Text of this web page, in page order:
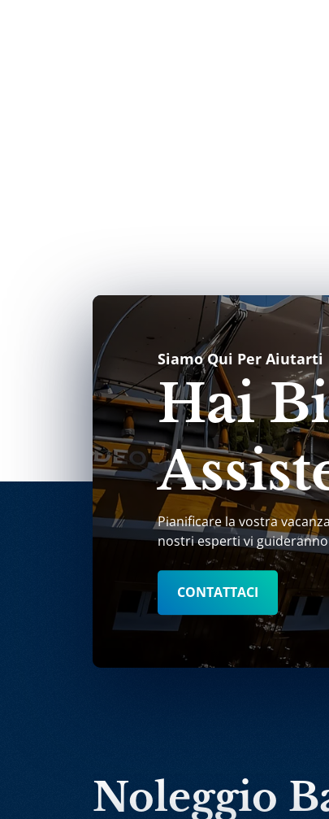
Siamo Qui Per Aiutarti
Hai
Pianificare la vostra
nostri esperti vi
CONTATTACI
Noleggio